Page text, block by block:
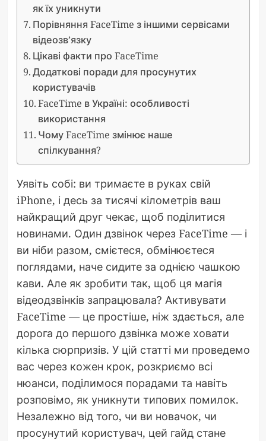
як їх уникнути
Порівняння FaceTime з іншими сервісами
відеозв’язку
Цікаві факти про FaceTime
Додаткові поради для просунутих
користувачів
FaceTime в Україні: особливості
використання
Чому FaceTime змінює наше
спілкування?
Уявіть собі: ви тримаєте в руках свій
iPhone, і десь за тисячі кілометрів ваш
найкращий друг чекає, щоб поділитися
новинами. Один дзвінок через FaceTime — і
ви ніби разом, смієтеся, обмінюєтеся
поглядами, наче сидите за однією чашкою
кави. Але як зробити так, щоб ця магія
відеодзвінків запрацювала? Активувати
FaceTime — це простіше, ніж здається, але
дорога до першого дзвінка може ховати
кілька сюрпризів. У цій статті ми проведемо
вас через кожен крок, розкриємо всі
нюанси, поділимося порадами та навіть
розповімо, як уникнути типових помилок.
Незалежно від того, чи ви новачок, чи
просунутий користувач, цей гайд стане